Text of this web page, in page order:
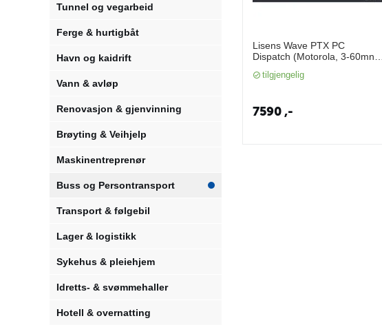
Lisens Wave PTX PC
Dispatch (Motorola, 3-60mnd)
tilgjengelig
7590,-
Tunnel og vegarbeid
Ferge & hurtigbåt
Havn og kaidrift
Vann & avløp
Renovasjon & gjenvinning
Brøyting & Veihjelp
Maskinentreprenør
Buss og Persontransport
Transport & følgebil
Lager & logistikk
Sykehus & pleiehjem
Idretts- & svømmehaller
Hotell & overnatting